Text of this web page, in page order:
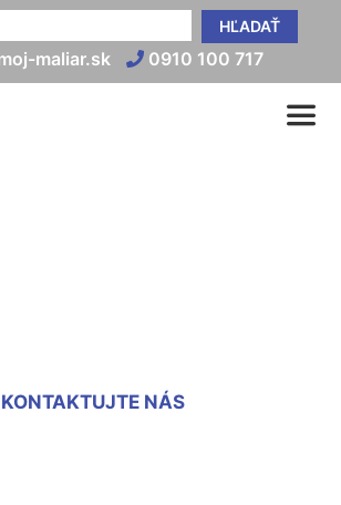
HĽADAŤ
maliar.sk 0910 100 717
KONTAKTUJTE NÁS